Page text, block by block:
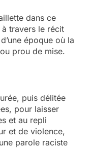
dans ce
travers le récit
époque où la
prou de mise.
puis délitée
pour laisser
et au repli
et de violence,
parole raciste